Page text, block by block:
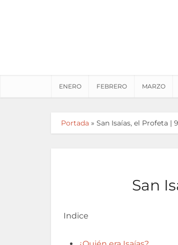
ENERO FEBRERO MARZO
Portada » San Isaías, el Profeta |
San
Indice